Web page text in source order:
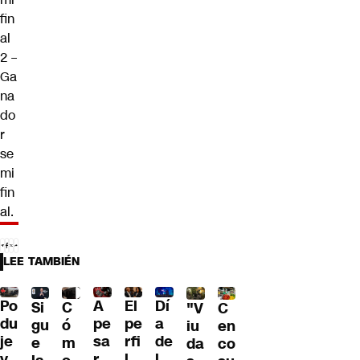
fin
al
2 –
Ga
na
do
r
se
mi
fin
al.
LEE TAMBIÉN
Po
du
je
Si
gu
e
C
ó
m
A
pe
sa
El
pe
rfi
Dí
a
de
"V
iu
da
C
en
co